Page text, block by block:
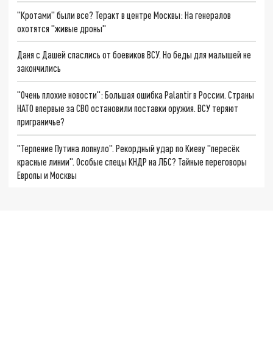
"Кротами" были все? Теракт в центре Москвы: На генералов
охотятся "живые дроны"
Даня с Дашей спаслись от боевиков ВСУ. Но беды для малышей не
закончились
"Очень плохие новости": Большая ошибка Palantir в России. Страны
НАТО впервые за СВО остановили поставки оружия. ВСУ теряют
приграничье?
"Терпение Путина лопнуло". Рекордный удар по Киеву "пересёк
красные линии". Особые спецы КНДР на ЛБС? Тайные переговоры
Европы и Москвы